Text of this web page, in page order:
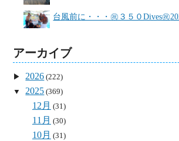
台風前に・・・㊗３５０Dives㊗
アーカイブ
2026 (222)
2025 (369)
12月 (31)
11月 (30)
10月 (31)